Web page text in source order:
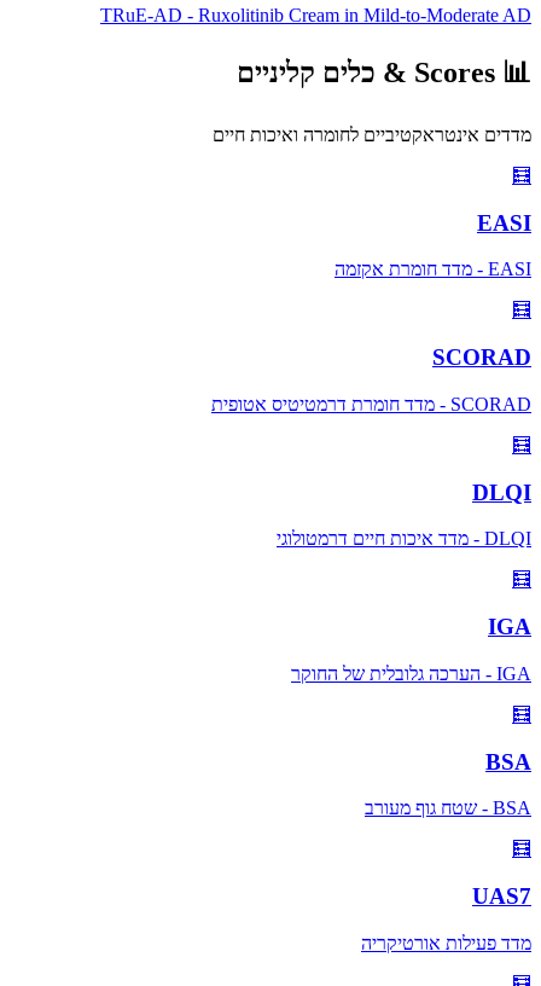
TRuE-AD - Ruxolitinib Cream in Mild-to-Moderate AD
📊 כלים קליניים
מדדים אינטראקטיביים לחומרה ואיכות חיים
🧮
EASI
EASI - מדד חומרת אקזמה
🧮
SCORAD
SCORAD - מדד חומרת דרמטיטיס אטופית
🧮
DLQI
DLQI - מדד איכות חיים דרמטולוגי
🧮
IGA
IGA - הערכה גלובלית של החוקר
🧮
BSA
BSA - שטח גוף מעורב
🧮
UAS7
מדד פעילות אורטיקריה